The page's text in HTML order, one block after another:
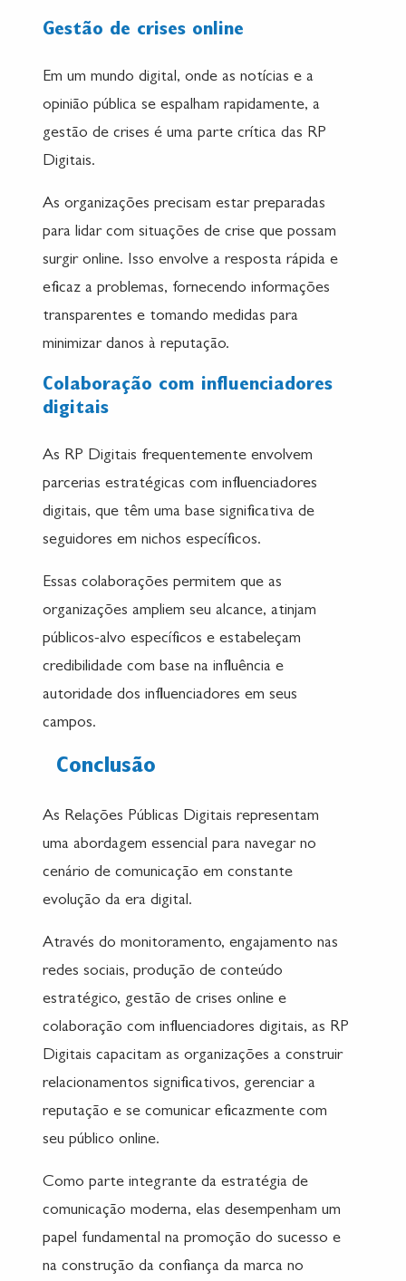
Gestão de crises online
Em um mundo digital, onde as notícias e a
opinião pública se espalham rapidamente, a
gestão de crises é uma parte crítica das RP
Digitais.
As organizações precisam estar preparadas
para lidar com situações de crise que possam
surgir online. Isso envolve a resposta rápida e
eficaz a problemas, fornecendo informações
transparentes e tomando medidas para
minimizar danos à reputação.
Colaboração com influenciadores
digitais
As RP Digitais frequentemente envolvem
parcerias estratégicas com influenciadores
digitais, que têm uma base significativa de
seguidores em nichos específicos.
Essas colaborações permitem que as
organizações ampliem seu alcance, atinjam
públicos-alvo específicos e estabeleçam
credibilidade com base na influência e
autoridade dos influenciadores em seus
campos.
Conclusão
As Relações Públicas Digitais representam
uma abordagem essencial para navegar no
cenário de comunicação em constante
evolução da era digital.
Através do monitoramento, engajamento nas
redes sociais, produção de conteúdo
estratégico, gestão de crises online e
colaboração com influenciadores digitais, as RP
Digitais capacitam as organizações a construir
relacionamentos significativos, gerenciar a
reputação e se comunicar eficazmente com
seu público online.
Como parte integrante da estratégia de
comunicação moderna, elas desempenham um
papel fundamental na promoção do sucesso e
na construção da confiança da marca no